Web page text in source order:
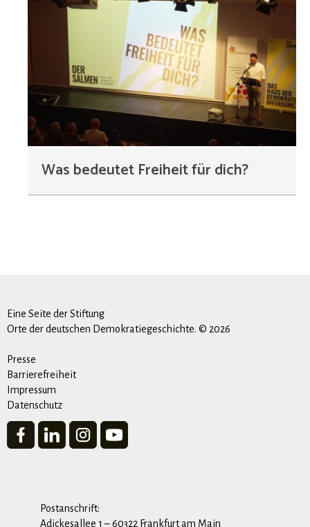
Was bedeutet Freiheit für dich?
Eine Seite der Stiftung
Orte der deutschen Demokratiegeschichte. © 2026
Presse
Barrierefreiheit
Impressum
Datenschutz
Postanschrift:
Adickesallee 1 – 60322 Frankfurt am Main